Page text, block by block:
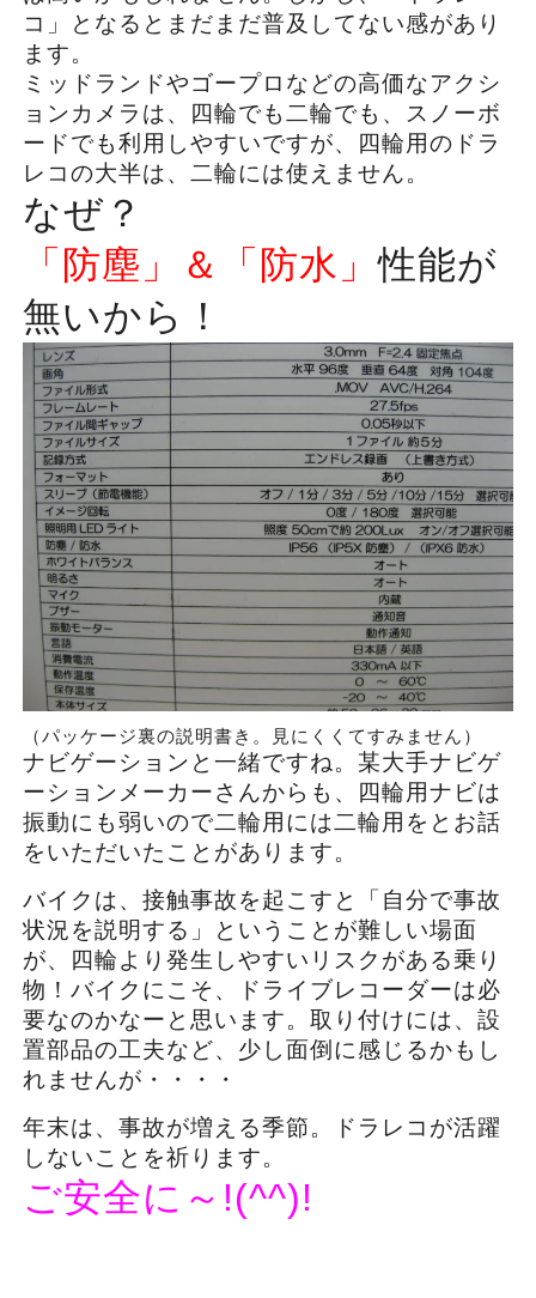
コ」となるとまだまだ普及してない感があり
ます。
ミッドランドやゴープロなどの高価なアクシ
ョンカメラは、四輪でも二輪でも、スノーボ
ードでも利用しやすいですが、四輪用のドラ
レコの大半は、二輪には使えません。
なぜ？
「防塵」＆「防水」性能が
無いから！
（パッケージ裏の説明書き。見にくくてすみません）
ナビゲーションと一緒ですね。某大手ナビゲ
ーションメーカーさんからも、四輪用ナビは
振動にも弱いので二輪用には二輪用をとお話
をいただいたことがあります。
バイクは、接触事故を起こすと「自分で事故
状況を説明する」ということが難しい場面
が、四輪より発生しやすいリスクがある乗り
物！バイクにこそ、ドライブレコーダーは必
要なのかなーと思います。取り付けには、設
置部品の工夫など、少し面倒に感じるかもし
れませんが・・・・
年末は、事故が増える季節。ドラレコが活躍
しないことを祈ります。
ご安全に～!(^^)!